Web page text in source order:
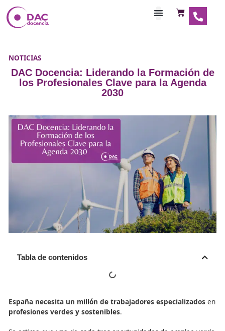
NOTICIAS
DAC Docencia: Liderando la
los Profesionales Clave para la
Tabla de contenidos